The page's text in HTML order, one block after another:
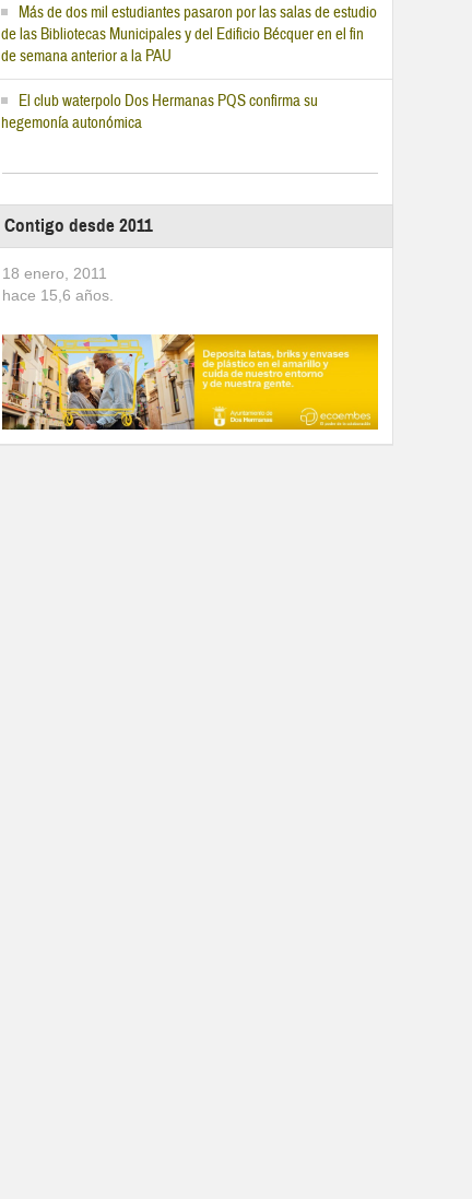
Más de dos mil estudiantes pasaron por las salas de estudio
de las Bibliotecas Municipales y del Edificio Bécquer en el fin
de semana anterior a la PAU
El club waterpolo Dos Hermanas PQS confirma su
hegemonía autonómica
Contigo desde 2011
18 enero, 2011
hace 15,6 años.